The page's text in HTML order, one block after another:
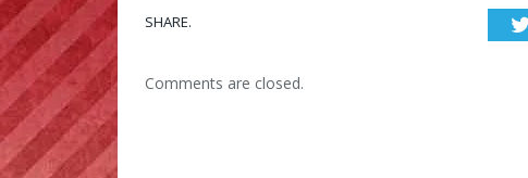
SHARE.
Comments are closed.